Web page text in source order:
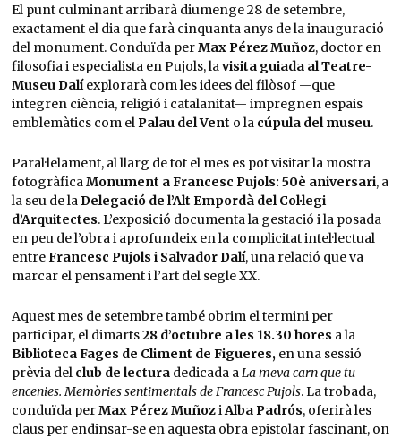
El punt culminant arribarà diumenge 28 de setembre,
exactament el dia que farà cinquanta anys de la inauguració
del monument. Conduïda perMax Pérez Muñoz, doctor en
filosofia i especialista en Pujols, lavisita guiada al Teatre-
Museu Dalíexplorarà com les idees del filòsof —que
integren ciència, religió i catalanitat— impregnen espais
emblemàtics com elPalau del Vent o la cúpula del museu.
Paral·lelament, al llarg de tot el mes es pot visitar la mostra
fotogràficaMonument a Francesc Pujols: 50è aniversari, a
la seu de laDelegació de l’Alt Empordà del Col·legi
d’Arquitectes. L’exposició documenta la gestació i la posada
en peu de l’obra i aprofundeix en la complicitat intel·lectual
entreFrancesc Pujols i Salvador Dalí, una relació que va
marcar el pensament i l’art del segle XX.
Aquest mes de setembre també obrim el termini per
participar, el dimarts28 d’octubre a les 18.30 hores a la
Biblioteca Fages de Climent de Figueres, en una sessió
prèvia del club de lecturadedicada aLa meva carn que tu
encenies. Memòries sentimentals de Francesc Pujols. La trobada,
conduïda perMax Pérez MuñoziAlba Padrós, oferirà les
claus per endinsar-se en aquesta obra epistolar fascinant, on